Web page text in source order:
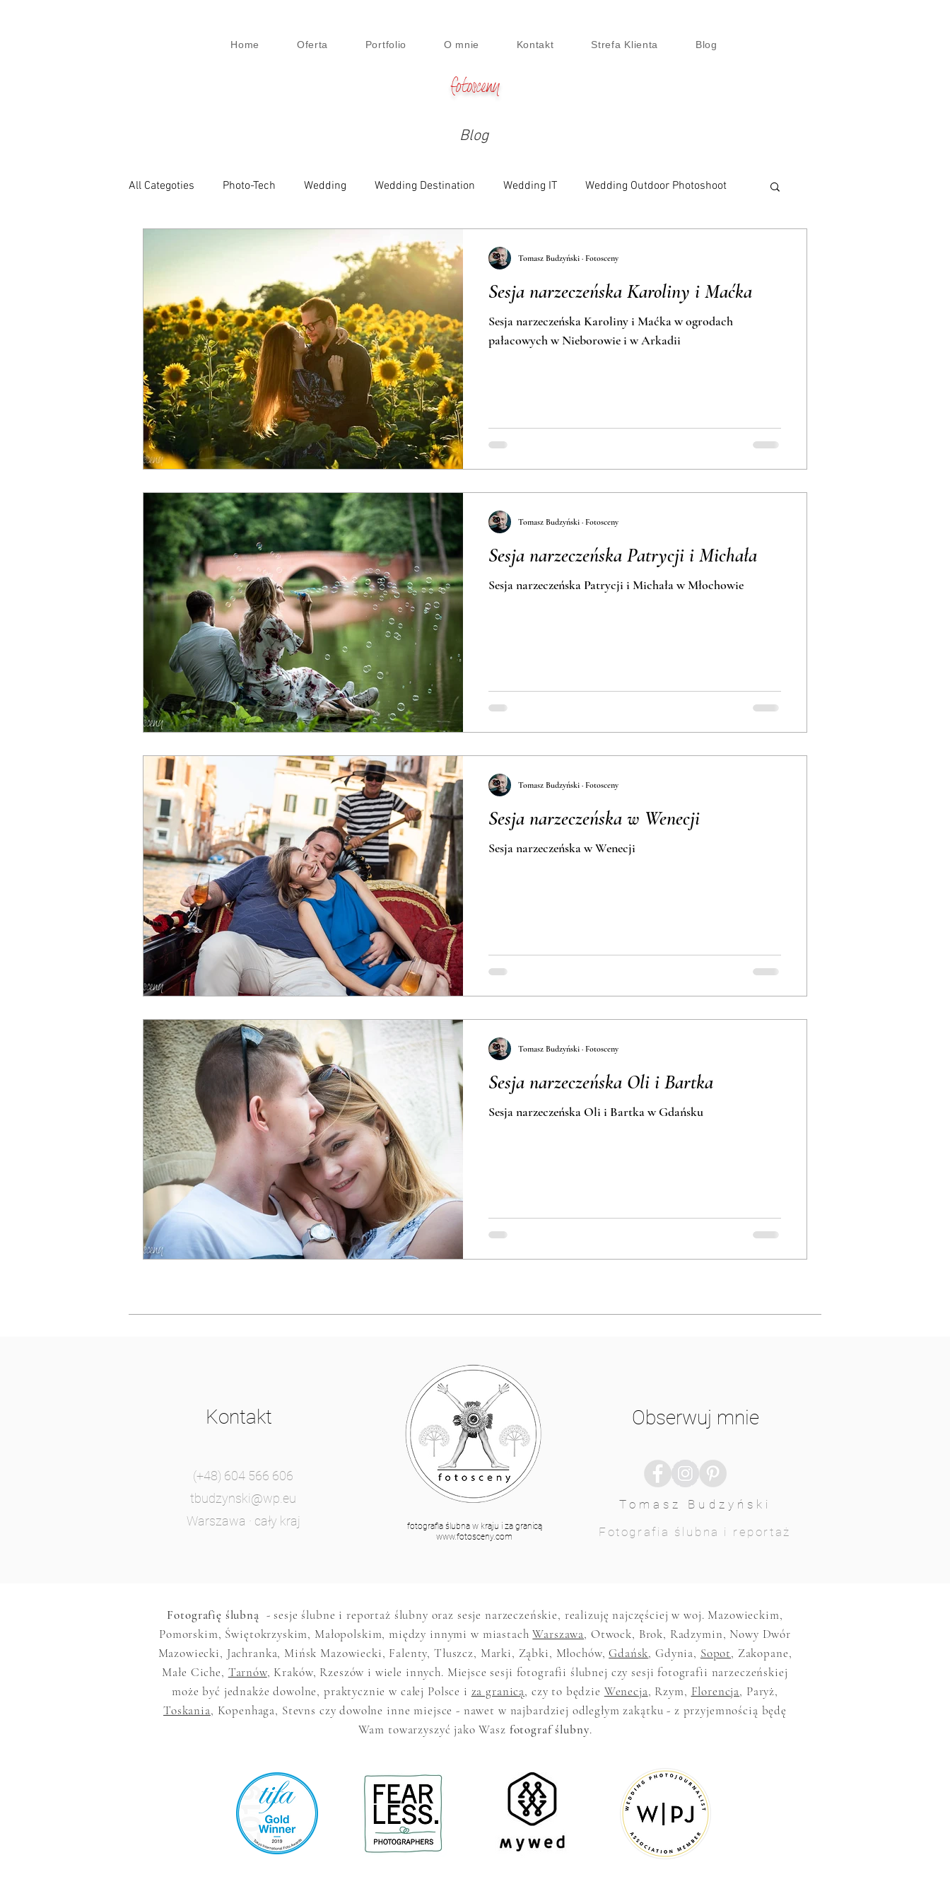
Home Oferta Portfolio O mnie Kontakt Strefa Klienta Blog
fotosceny
Blog
All Categoties Photo-Tech Wedding Wedding Destination Wedding IT Wedding Outdoor Photoshoot
Engagement
Architecture Event Business Session Food Maternity
Sesja narzeczeńska Karoliny i Maćka
Sesja narzeczeńska Karoliny i Maćka w ogrodach
pałacowych w Nieborowie i w Arkadii
Tomasz Budzyński · Fotosceny
Sesja narzeczeńska Patrycji i Michała
Sesja narzeczeńska Patrycji i Michała w Młochowie
Tomasz Budzyński · Fotosceny
Sesja narzeczeńska w Wenecji
Sesja narzeczeńska w Wenecji
Tomasz Budzyński · Fotosceny
Sesja narzeczeńska Oli i Bartka
Sesja narzeczeńska Oli i Bartka w Gdańsku
Tomasz Budzyński · Fotosceny
Kontakt
(+48) 604 566 606
tbudzynski@wp.eu
Warszawa · cały kraj
fotografia ślubna w kraju i za granicą
www.fotosceny.com
Obserwuj mnie
Tomasz Budzyński
Fotografia ślubna i reportaż
Fotografię ślubną - sesje ślubne i reportaż ślubny oraz sesje narzeczeńskie, realizuję najczęściej w woj. Mazowieckim,
Pomorskim, Świętokrzyskim, Małopolskim, między innymi w miastachWarszawa, Otwock, Brok, Radzymin, Nowy Dwór
Mazowiecki, Jachranka, Mińsk Mazowiecki, Falenty, Tłuszcz, Marki, Ząbki, Młochów,Gdańsk, Gdynia, Sopot, Zakopane,
Małe Ciche, Tarnów, Kraków, Rzeszów i wiele innych. Miejsce sesji fotografii ślubnej czy sesji fotografii narzeczeńskiej
może być jednakże dowolne, praktycznie w całej Polsce i za granicą, czy to będzie Wenecja, Rzym, Florencja, Paryż,
Toskania, Kopenhaga, Stevns czy dowolne inne miejsce - nawet w najbardziej odległym zakątku - z przyjemnością będę
Wam towarzyszyć jako Wasz fotograf ślubny.